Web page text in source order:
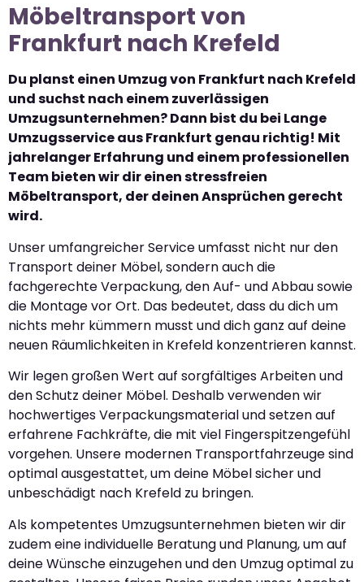
Möbeltransport von
Frankfurt nach Krefeld
Du planst einen Umzug von Frankfurt nach Krefeld
und suchst nach einem zuverlässigen
Umzugsunternehmen? Dann bist du bei Lange
Umzugsservice aus Frankfurt genau richtig! Mit
jahrelanger Erfahrung und einem professionellen
Team bieten wir dir einen stressfreien
Möbeltransport, der deinen Ansprüchen gerecht
wird.
Unser umfangreicher Service umfasst nicht nur den
Transport deiner Möbel, sondern auch die
fachgerechte Verpackung, den Auf- und Abbau sowie
die Montage vor Ort. Das bedeutet, dass du dich um
nichts mehr kümmern musst und dich ganz auf deine
neuen Räumlichkeiten in Krefeld konzentrieren kannst.
Wir legen großen Wert auf sorgfältiges Arbeiten und
den Schutz deiner Möbel. Deshalb verwenden wir
hochwertiges Verpackungsmaterial und setzen auf
erfahrene Fachkräfte, die mit viel Fingerspitzengefühl
vorgehen. Unsere modernen Transportfahrzeuge sind
optimal ausgestattet, um deine Möbel sicher und
unbeschädigt nach Krefeld zu bringen.
Als kompetentes Umzugsunternehmen bieten wir dir
zudem eine individuelle Beratung und Planung, um auf
deine Wünsche einzugehen und den Umzug optimal zu